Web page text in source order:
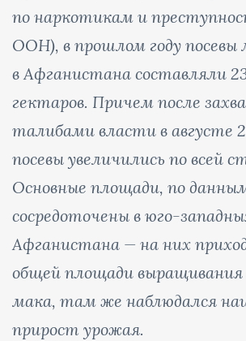
по наркотикам и
ООН), в прошлом году посевы
в Афганистана составляли
гектаров. Причем после
талибами власти в августе
посевы увеличились по всей
Основные площади, по
сосредоточены в юго-
Афганистана — на них
общей площади выращивания
мака, там же наблюдался
прирост урожая.